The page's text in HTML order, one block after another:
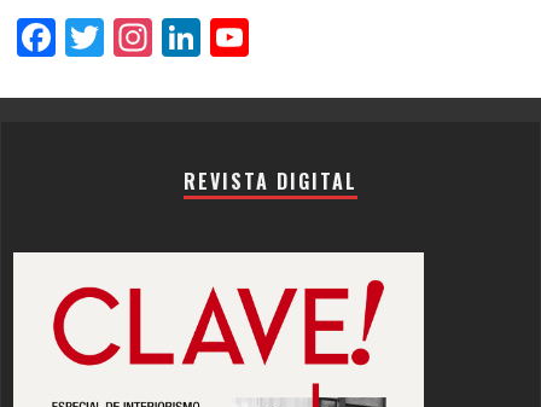
Facebook
Twitter
Instagram
LinkedIn
REVISTA DIGITAL